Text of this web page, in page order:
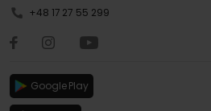
+48 17 27 55 299
Google Play